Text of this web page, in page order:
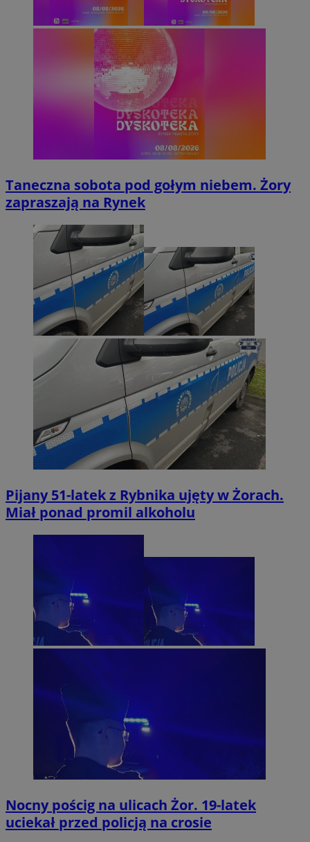
Taneczna sobota pod gołym niebem. Żory
zapraszają na Rynek
Pijany 51-latek z Rybnika ujęty w Żorach.
Miał ponad promil alkoholu
Nocny pościg na ulicach Żor. 19-latek
uciekał przed policją na crosie